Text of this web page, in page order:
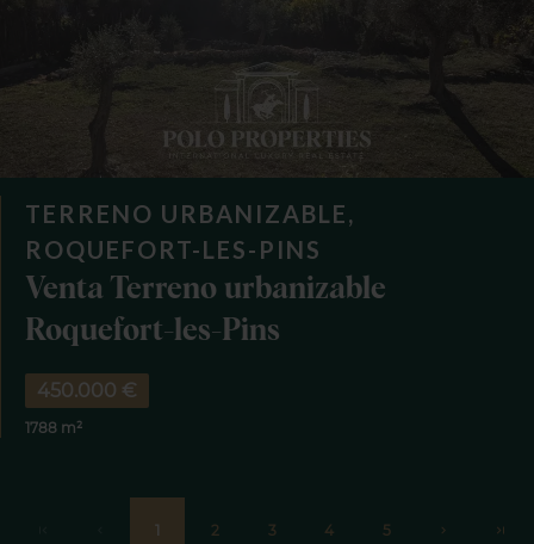
TERRENO URBANIZABLE,
ROQUEFORT-LES-PINS
Venta Terreno urbanizable
Roquefort-les-Pins
450.000 €
1788 m²
1 2 3 4 5